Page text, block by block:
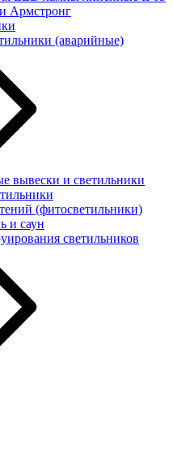
Армстронг
(аварийные)
вывески и светильники
(фитосветильники)
и саун
светильников